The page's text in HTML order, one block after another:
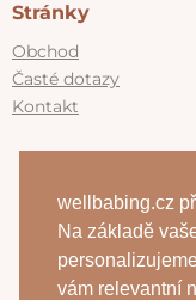
Stránky
Obchod
Časté dotazy
Kontakt
wellbabing.cz
Na základě
vám relevantní